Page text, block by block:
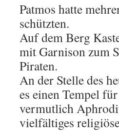
Patmos hatte
schützten.
Auf dem Berg
mit Garnison zum
Piraten.
An der Stelle des
es einen Tempel
vermutlich
vielfältiges